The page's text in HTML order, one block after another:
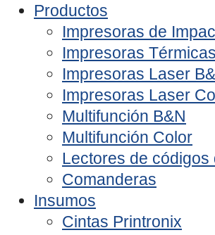
Productos
Impresoras de
Impresoras Térmicas
Impresoras Laser
Impresoras Laser
Multifunción B&N
Multifunción Color
Lectores de códigos
Comanderas
Insumos
Cintas Printronix